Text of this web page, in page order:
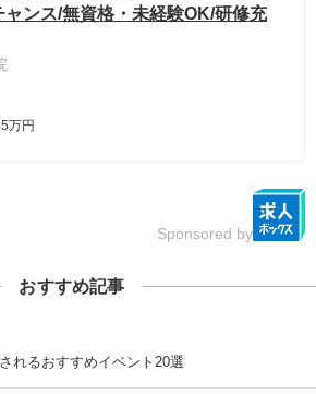
ンス/無資格・未経験OK/研修充
万円
Sponsored by
おすすめ記事
れるおすすめイベント20選